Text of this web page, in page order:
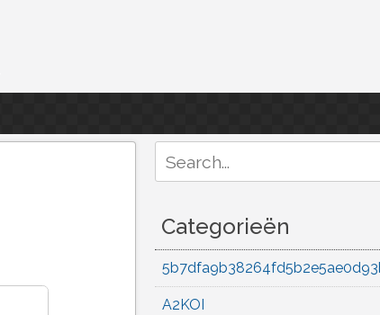
for:
Categorieën
A2KOI